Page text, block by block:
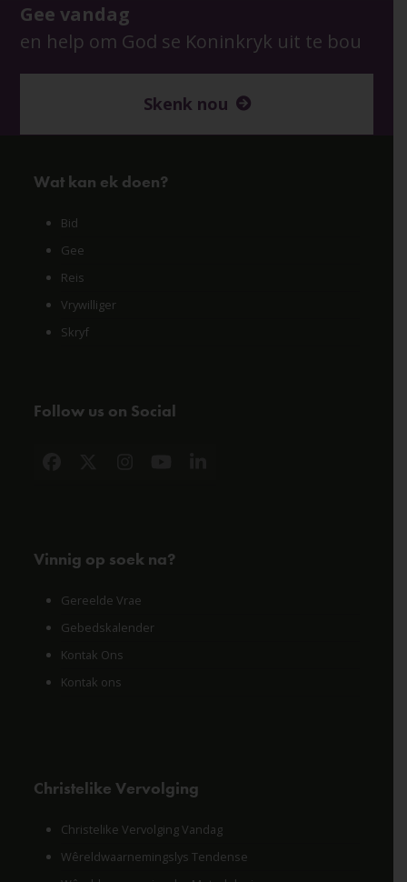
Gee vandag
en help om God se Koninkryk uit te bou
Skenk nou
Wat kan ek doen?
Bid
Gee
Reis
Vrywilliger
Skryf
Follow us on Social
Vinnig op soek na?
Gereelde Vrae
Gebedskalender
Kontak Ons
Kontak ons
Christelike Vervolging
Christelike Vervolging Vandag
Wêreldwaarnemingslys Tendense